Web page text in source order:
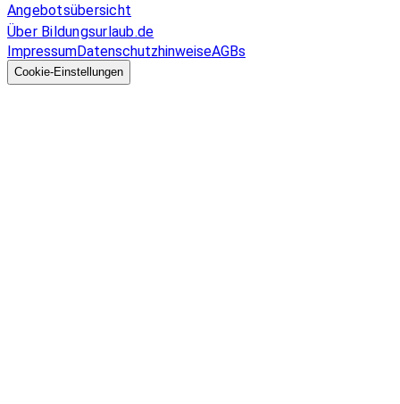
Angebotsübersicht
Über Bildungsurlaub.de
ImpressumDatenschutzhinweiseAGBs
Cookie-Einstellungen